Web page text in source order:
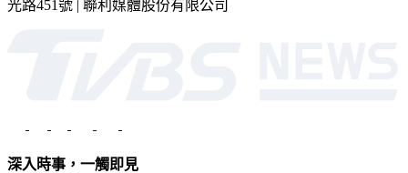
光路451號 | 聯利媒體股份有限公司
深入時事，一觸即見